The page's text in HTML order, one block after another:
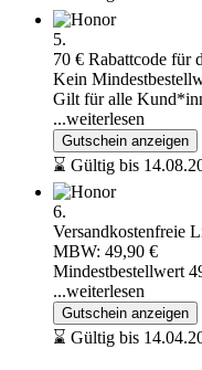
5.
70 € Rabattcode für
Kein
Gilt für alle
...weiterlesen
Gutschein anzeigen
⌛ Gültig bis
6.
Versandkostenfreie
MBW: 49,90 €
Mindestbestellwert
...weiterlesen
Gutschein anzeigen
⌛ Gültig bis